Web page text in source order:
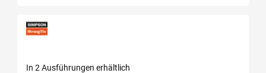
In 2 Ausführungen erhältlich